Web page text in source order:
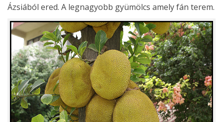
Ázsiából ered. A legnagyobb gyümölcs amely fán terem.